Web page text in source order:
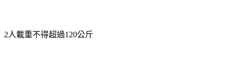
2人載重不得超過120公斤